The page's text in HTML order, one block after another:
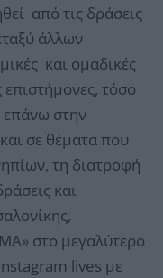
από τις δράσεις
άλλων
και ομαδικές
επιστήμονες, τόσο
επάνω στην
σε θέματα που
τη διατροφή
και
στο μεγαλύτερο
lives με